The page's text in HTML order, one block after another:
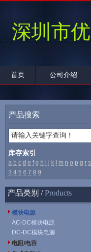
深圳市
首页 公司介绍
产品搜索
库存索引
a b c d e f g h i j k m n o p q r s
3 4 5 6 7 8 9
产品类别 /Products
模块电源
AC-DC模块电源
DC-DC模块电源
电阻/电容